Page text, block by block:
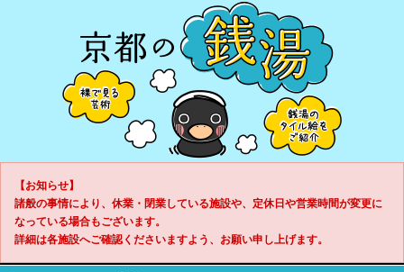
【お知らせ】
諸般の事情により、休業・閉業している施設や、定休日や営業時間が変更に
なっている場合もございます。
詳細は各施設へご確認くださいますよう、お願い申し上げます。